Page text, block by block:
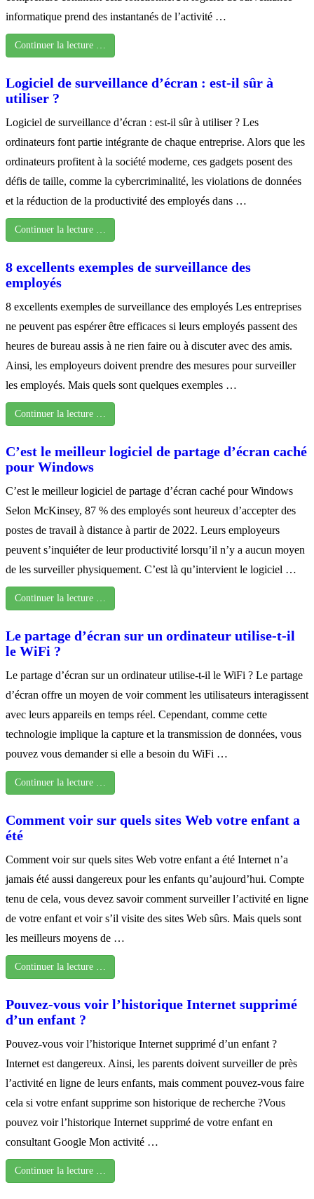
informatique prend des instantanés de l’activité …
Continuer la lecture …
Logiciel de surveillance d’écran : est-il sûr à
utiliser ?
Logiciel de surveillance d’écran : est-il sûr à utiliser ? Les
ordinateurs font partie intégrante de chaque entreprise. Alors que les
ordinateurs profitent à la société moderne, ces gadgets posent des
défis de taille, comme la cybercriminalité, les violations de données
et la réduction de la productivité des employés dans …
Continuer la lecture …
8 excellents exemples de surveillance des
employés
8 excellents exemples de surveillance des employés Les entreprises
ne peuvent pas espérer être efficaces si leurs employés passent des
heures de bureau assis à ne rien faire ou à discuter avec des amis.
Ainsi, les employeurs doivent prendre des mesures pour surveiller
les employés. Mais quels sont quelques exemples …
Continuer la lecture …
C’est le meilleur logiciel de partage d’écran caché
pour Windows
C’est le meilleur logiciel de partage d’écran caché pour Windows
Selon McKinsey, 87 % des employés sont heureux d’accepter des
postes de travail à distance à partir de 2022. Leurs employeurs
peuvent s’inquiéter de leur productivité lorsqu’il n’y a aucun moyen
de les surveiller physiquement. C’est là qu’intervient le logiciel …
Continuer la lecture …
Le partage d’écran sur un ordinateur utilise-t-il
le WiFi ?
Le partage d’écran sur un ordinateur utilise-t-il le WiFi ? Le partage
d’écran offre un moyen de voir comment les utilisateurs interagissent
avec leurs appareils en temps réel. Cependant, comme cette
technologie implique la capture et la transmission de données, vous
pouvez vous demander si elle a besoin du WiFi …
Continuer la lecture …
Comment voir sur quels sites Web votre enfant a
été
Comment voir sur quels sites Web votre enfant a été Internet n’a
jamais été aussi dangereux pour les enfants qu’aujourd’hui. Compte
tenu de cela, vous devez savoir comment surveiller l’activité en ligne
de votre enfant et voir s’il visite des sites Web sûrs. Mais quels sont
les meilleurs moyens de …
Continuer la lecture …
Pouvez-vous voir l’historique Internet supprimé
d’un enfant ?
Pouvez-vous voir l’historique Internet supprimé d’un enfant ?
Internet est dangereux. Ainsi, les parents doivent surveiller de près
l’activité en ligne de leurs enfants, mais comment pouvez-vous faire
cela si votre enfant supprime son historique de recherche ?Vous
pouvez voir l’historique Internet supprimé de votre enfant en
consultant Google Mon activité …
Continuer la lecture …